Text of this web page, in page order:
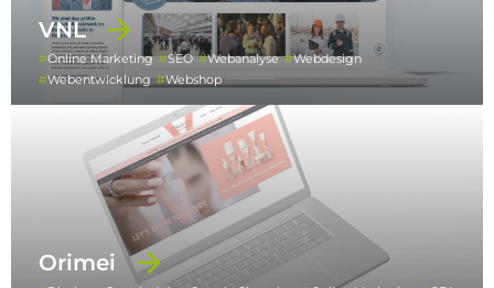
VNL
Online Marketing SEO Webanalyse
Webdesign
Webentwicklung
Webshop
Orimei